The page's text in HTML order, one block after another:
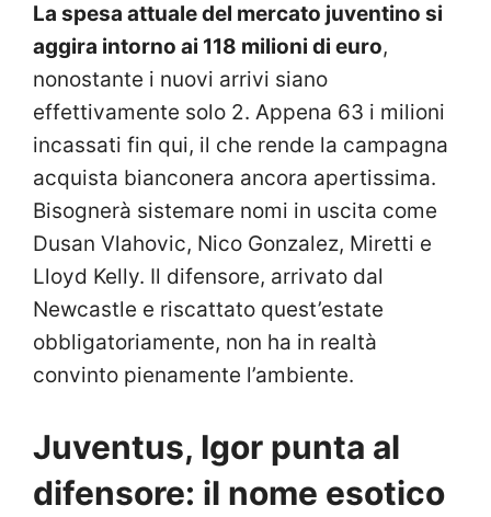
La spesa attuale del mercato juventino si
aggira intorno ai 118 milioni di euro,
nonostante i nuovi arrivi siano
effettivamente solo 2. Appena 63 i milioni
incassati fin qui, il che rende la campagna
acquista bianconera ancora apertissima.
Bisognerà sistemare nomi in uscita come
Dusan Vlahovic, Nico Gonzalez, Miretti e
Lloyd Kelly. Il difensore, arrivato dal
Newcastle e riscattato quest’estate
obbligatoriamente, non ha in realtà
convinto pienamente l’ambiente.
Juventus, Igor punta al
difensore: il nome esotico